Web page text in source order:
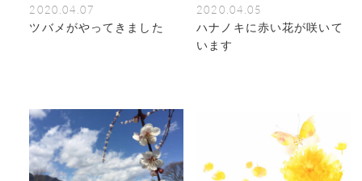
2020.04.07
ツバメがやってきました
2020.04.05
ハナノキに赤い花が咲いて
います